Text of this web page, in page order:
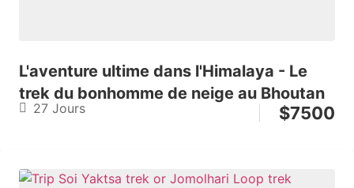
L'aventure ultime dans l'Himalaya - Le
trek du bonhomme de neige au Bhoutan
27 Jours $7500